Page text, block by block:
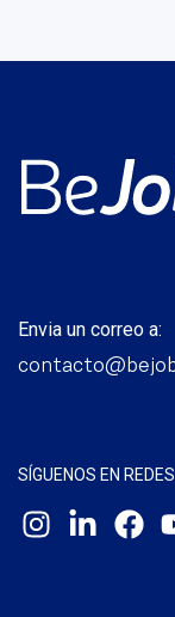
Envia un correo a:
SÍGUENOS EN